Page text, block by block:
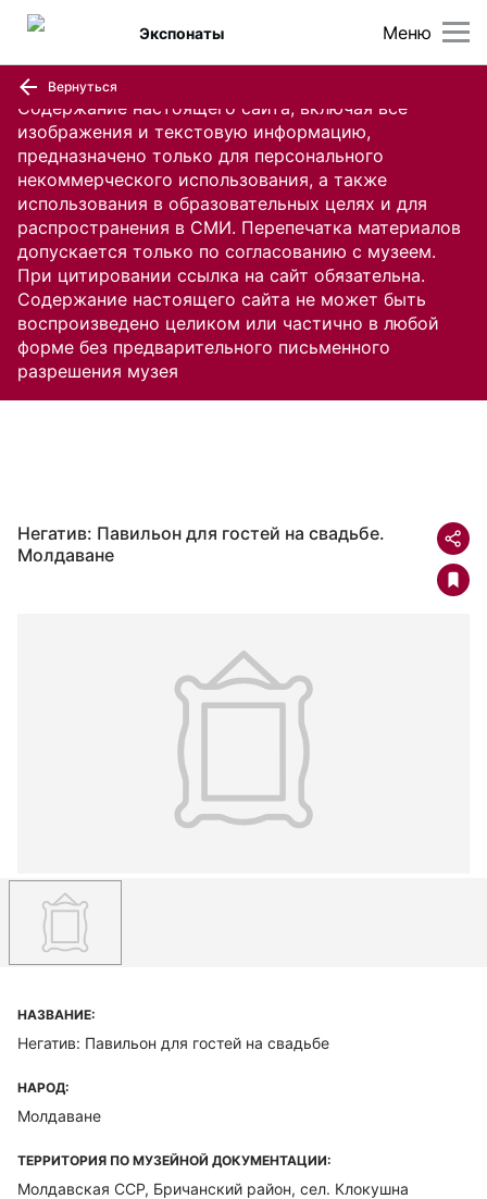
Содержание настоящего сайта, включая все
изображения и текстовую информацию,
предназначено только для персонального
некоммерческого использования, а также
использования в образовательных целях и для
распространения в СМИ. Перепечатка материалов
допускается только по согласованию с музеем.
При цитировании ссылка на сайт обязательна.
Содержание настоящего сайта не может быть
воспроизведено целиком или частично в любой
форме без предварительного письменного
разрешения музея
Меню
Экспонаты
Вернуться
Негатив: Павильон для гостей на свадьбе.
Молдаване
НАЗВАНИЕ:
Негатив: Павильон для гостей на свадьбе
НАРОД:
Молдаване
ТЕРРИТОРИЯ ПО МУЗЕЙНОЙ ДОКУМЕНТАЦИИ:
Молдавская ССР, Бричанский район, сел. Клокушна